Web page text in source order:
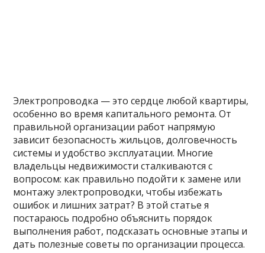
Электропроводка — это сердце любой квартиры,
особенно во время капитального ремонта. От
правильной организации работ напрямую
зависит безопасность жильцов, долговечность
системы и удобство эксплуатации. Многие
владельцы недвижимости сталкиваются с
вопросом: как правильно подойти к замене или
монтажу электропроводки, чтобы избежать
ошибок и лишних затрат? В этой статье я
постараюсь подробно объяснить порядок
выполнения работ, подсказать основные этапы и
дать полезные советы по организации процесса.